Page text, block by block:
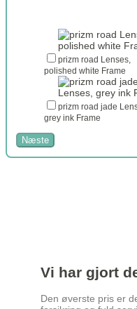
prizm road Lenses,
polished white Frame
prizm road jade
grey ink Frame
Næste
Vi har gjort
Den øverste pris er